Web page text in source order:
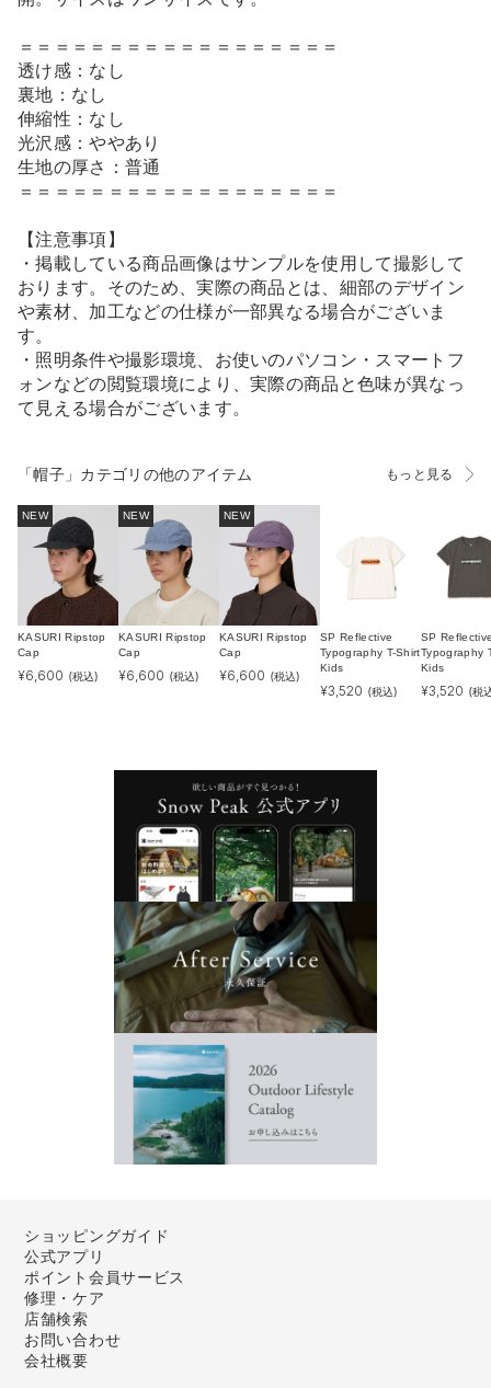
＝＝＝＝＝＝＝＝＝＝＝＝＝＝＝＝＝＝
透け感：なし
裏地：なし
伸縮性：なし
光沢感：ややあり
生地の厚さ：普通
＝＝＝＝＝＝＝＝＝＝＝＝＝＝＝＝＝＝
【注意事項】
・掲載している商品画像はサンプルを使用して撮影して
おります。そのため、実際の商品とは、細部のデザイン
や素材、加工などの仕様が一部異なる場合がございま
す。
・照明条件や撮影環境、お使いのパソコン・スマートフ
ォンなどの閲覧環境により、実際の商品と色味が異なっ
て見える場合がございます。
「帽子」カテゴリの他のアイテム もっと見る
NEW
KASURI Ripstop
Cap
¥6,600 (税込)
NEW
KASURI Ripstop
Cap
¥6,600 (税込)
NEW
KASURI Ripstop
Cap
¥6,600 (税込)
SP Reflective
Typography T-Shirt
Kids
¥3,520 (税込)
SP
Typography
Kids
¥3,520 (税
ショッピングガイド
公式アプリ
ポイント会員サービス
修理・ケア
店舗検索
お問い合わせ
会社概要